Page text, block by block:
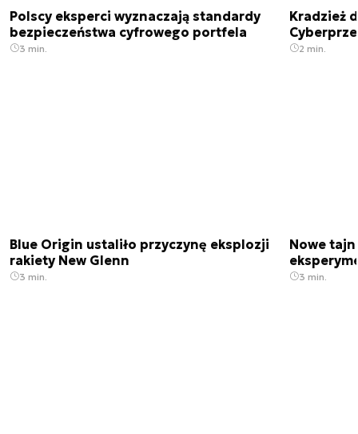
Polscy eksperci wyznaczają standardy
bezpieczeństwa cyfrowego portfela
3 min.
Kradzież
2 min.
Blue Origin ustaliło przyczynę eksplozji
rakiety New Glenn
3 min.
Nowe
3 min.